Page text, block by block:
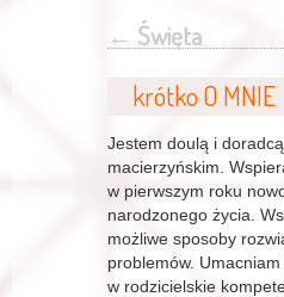
← Święta
krótko O MNIE
Jestem doulą i doradcą
macierzyńskim.
w pierwszym roku
narodzonego życia.
możliwe sposoby
problemów.
w rodzicielskie